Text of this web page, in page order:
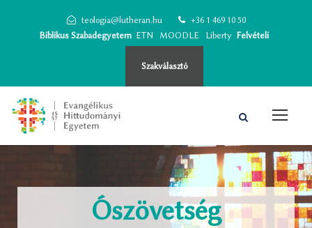
teologia@lutheran.hu
+36 1 469 10 50
Biblikus Szabadegyetem ETN MOODLE Liberty Felvételi
Szakválasztó
Ószövetség